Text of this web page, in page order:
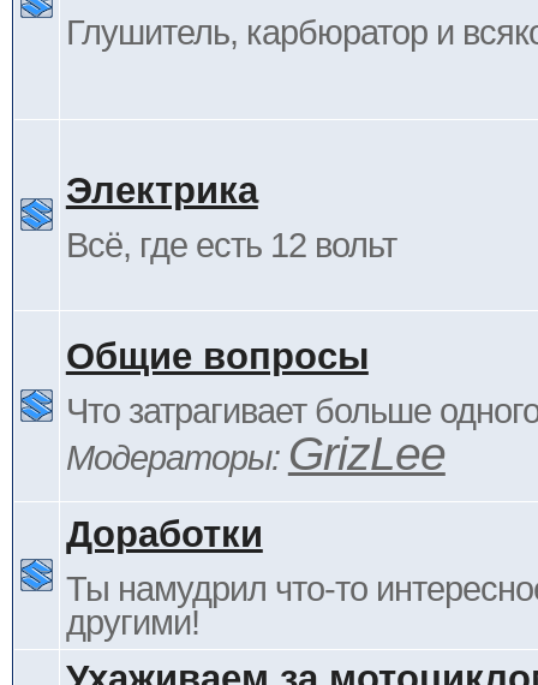
Глушитель, карбюратор и
Электрика
Всё, где есть 12 вольт
Общие вопросы
Что затрагивает больше
Модераторы: GrizLee
Доработки
Ты намудрил что-то
другими!